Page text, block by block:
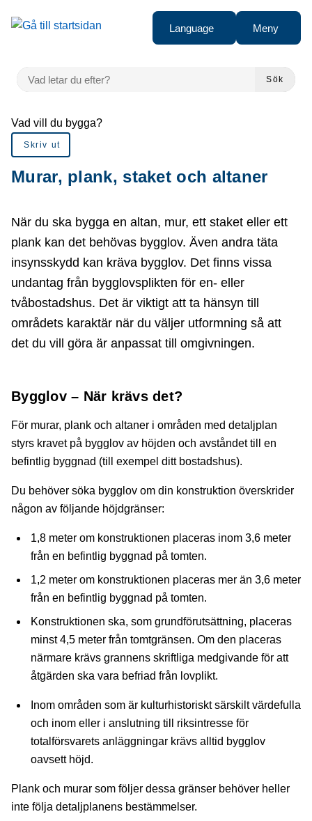
Gå till innehåll
till sidomeny
Language Meny
VAD LETAR DU EFTER?
Sök
Du är här:
Vad vill du bygga?
Skriv ut
Murar, plank, staket och altaner
När du ska bygga en altan, mur, ett staket eller ett
plank kan det behövas bygglov. Även andra täta
insynsskydd kan kräva bygglov. Det finns vissa
undantag från bygglovsplikten för en- eller
tvåbostadshus. Det är viktigt att ta hänsyn till
områdets karaktär när du väljer utformning så att
det du vill göra är anpassat till omgivningen.
Bygglov – När krävs det?
För murar, plank och altaner i områden med detaljplan
styrs kravet på bygglov av höjden och avståndet till en
befintlig byggnad (till exempel ditt bostadshus).
Du behöver söka bygglov om din konstruktion överskrider
någon av följande höjdgränser:
1,8 meter om konstruktionen placeras inom 3,6 meter
från en befintlig byggnad på tomten.
1,2 meter om konstruktionen placeras mer än 3,6 meter
från en befintlig byggnad på tomten.
Konstruktionen ska, som grundförutsättning, placeras
minst 4,5 meter från tomtgränsen. Om den placeras
närmare krävs grannens skriftliga medgivande för att
åtgärden ska vara befriad från lovplikt.
Inom områden som är kulturhistoriskt särskilt värdefulla
och inom eller i anslutning till riksintresse för
totalförsvarets anläggningar krävs alltid bygglov
oavsett höjd.
Plank och murar som följer dessa gränser behöver heller
inte följa detaljplanens bestämmelser.